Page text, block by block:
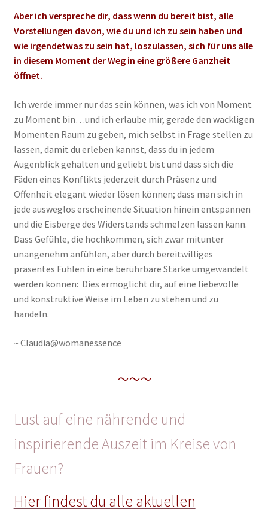
Aber ich verspreche dir, dass wenn du bereit bist, alle
Vorstellungen davon, wie du und ich zu sein haben und
wie irgendetwas zu sein hat, loszulassen, sich für uns alle
in diesem Moment der Weg in eine größere Ganzheit
öffnet.
Ich werde immer nur das sein können, was ich von Moment
zu Moment bin…und ich erlaube mir, gerade den wackligen
Momenten Raum zu geben, mich selbst in Frage stellen zu
lassen, damit du erleben kannst, dass du in jedem
Augenblick gehalten und geliebt bist und dass sich die
Fäden eines Konflikts jederzeit durch Präsenz und
Offenheit elegant wieder lösen können; dass man sich in
jede ausweglos erscheinende Situation hinein entspannen
und die Eisberge des Widerstands schmelzen lassen kann.
Dass Gefühle, die hochkommen, sich zwar mitunter
unangenehm anfühlen, aber durch bereitwilliges
präsentes Fühlen in eine berührbare Stärke umgewandelt
werden können: Dies ermöglicht dir, auf eine liebevolle
und konstruktive Weise im Leben zu stehen und zu
handeln.
~ Claudia@womanessence
~~~
Lust auf eine nährende und
inspirierende Auszeit im Kreise von
Frauen?
Hier findest du alle aktuellen